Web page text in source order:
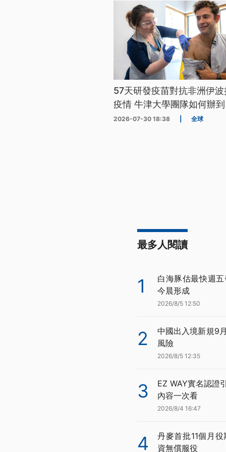
57天研發疫苗對抗非洲伊
疫情 牛津大學團隊如何辦
2026-07-30 18:38 全球
最多人閱讀
1
白海豚估最快週
今晨形成
2026/8/5 12:50
2
中國出入境新規9
風險
2026/8/5 12:35
3
EZ WAY實名認證
內容一次看
2026/8/4 16:47
4
丹麥首批11個月
資無償服役